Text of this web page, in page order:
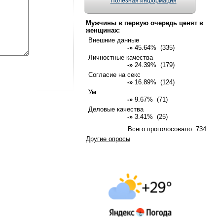
Мужчины в первую очередь ценят в
женщинах:
Внешние данные
-» 45.64% (335)
Личностные качества
-» 24.39% (179)
Согласие на секс
-» 16.89% (124)
Ум
-» 9.67% (71)
Деловые качества
-» 3.41% (25)
Всего проголосовало: 734
Другие опросы